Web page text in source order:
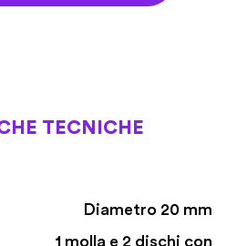
TECNICHE
Diametro 20 mm
1 molla e 2 dischi con